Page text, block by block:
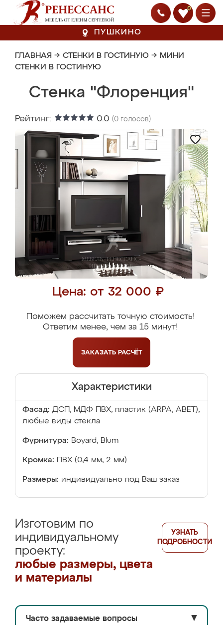
0
ПУШКИНО
ГЛАВНАЯ → СТЕНКИ В ГОСТИНУЮ → МИНИ
СТЕНКИ В ГОСТИНУЮ
Стенка "Флоренция"
Рейтинг: 0.0 (0 голосов)
Цена: от 32 000 ₽
Поможем рассчитать точную стоимость!
Ответим менее, чем за 15 минут!
ЗАКАЗАТЬ РАСЧЁТ
Характеристики
Фасад: ДСП, МДФ ПВХ, пластик (ARPA, ABET),
любые виды стекла
Фурнитура: Boyard, Blum
Кромка: ПВХ (0,4 мм, 2 мм)
Размеры: индивидуально под Ваш заказ
Изготовим по
индивидуальному
проекту:
любые размеры, цвета
и материалы
УЗНАТЬ
ПОДРОБНОСТИ
Часто задаваемые вопросы ▼